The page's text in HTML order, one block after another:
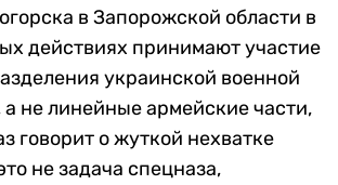
в Запорожской области в
действиях принимают участие
украинской военной
а не линейные армейские части,
говорит о жуткой нехватке
не задача спецназа,